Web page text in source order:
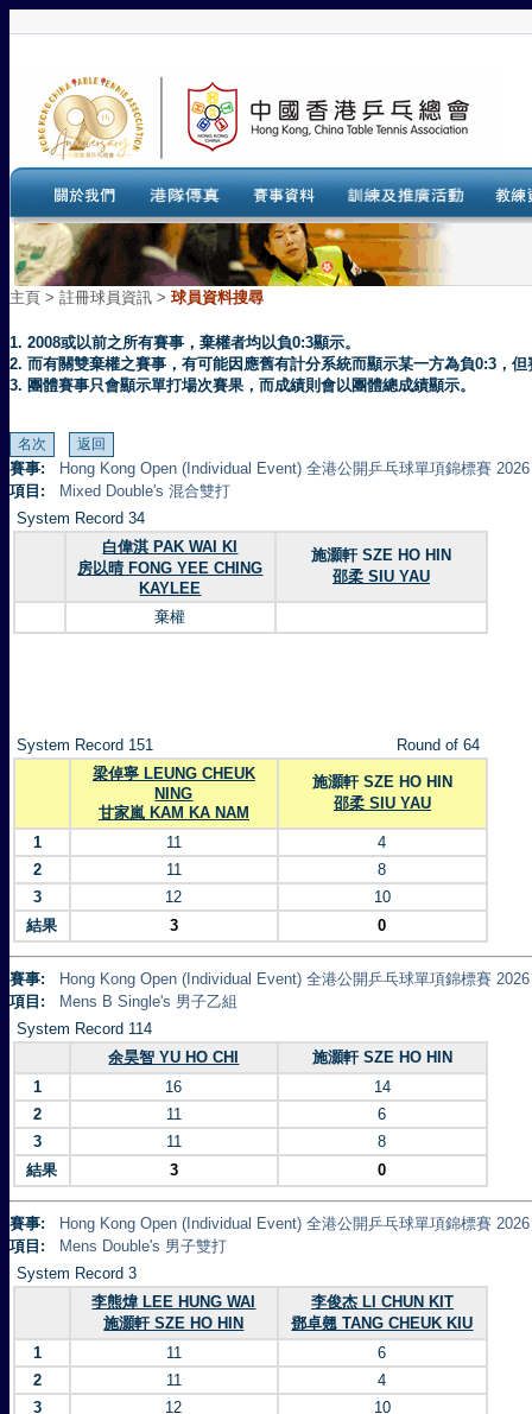
主頁 > 註冊球員資訊 > 球員資料搜尋
1. 2008或以前之所有賽事，棄權者均以負0:3顯示。
2. 而有關雙棄權之賽事，有可能因應舊有計分系統而顯示某一方為負0:3，
3. 團體賽事只會顯示單打場次賽果，而成績則會以團體總成績顯示。
賽事:
Hong Kong Open (Individual Event) 全港公開乒乓球單項錦標賽 2026
項目:
Mixed Double's 混合雙打
System Record 34
白偉淇 PAK WAI KI
房以晴 FONG YEE CHING
KAYLEE
施灝軒 SZE HO HIN
邵柔 SIU YAU
棄權
System Record 151
Round of 64
梁倬寧 LEUNG CHEUK
NING
甘家嵐 KAM KA NAM
施灝軒 SZE HO HIN
邵柔 SIU YAU
1 11
4
2
11
8
3
12
10
結果
3 0
賽事:
Hong Kong Open (Individual Event) 全港公開乒乓球單項錦標賽 2026
項目:
Mens B Single's 男子乙組
System Record 114
余昊智 YU HO CHI
施灝軒 SZE HO HIN
1
16
14
2
11
6
3
11
8
結果
3 0
賽事:
Hong Kong Open (Individual Event) 全港公開乒乓球單項錦標賽 2026
項目:
Mens Double's 男子雙打
System Record 3
李熊煒 LEE HUNG WAI
施灝軒 SZE HO HIN
李俊杰 LI CHUN KIT
鄧卓翹 TANG CHEUK KIU
1
11
6
2
11
4
3
12
10